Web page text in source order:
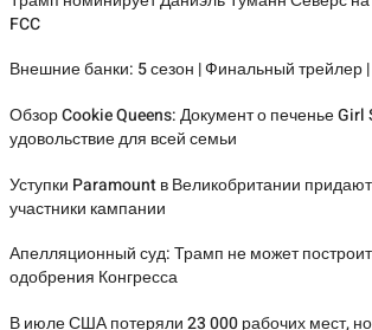
FCC
Внешние банки: 5 сезон | Финальный трейлер
Обзор Cookie Queens: Документ о печенье
удовольствие для всей семьи
Уступки Paramount в Великобритании
участники кампании
Апелляционный суд: Трамп не может
одобрения Конгресса
В июле США потеряли 23 000 рабочих мест,